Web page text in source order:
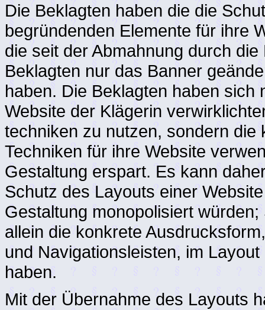
Die Beklagten haben die die
begründenden Elemente für ihre
die seit der Abmahnung durch
Beklagten nur das Banner
haben. Die Beklagten haben
Website der Klägerin
techniken zu nutzen, sondern
Techniken für ihre Website
Gestaltung erspart. Es kann
Schutz des Layouts einer
Gestaltung monopolisiert
allein die konkrete
und Navigationsleisten, im
haben.
Mit der Übernahme des Layouts